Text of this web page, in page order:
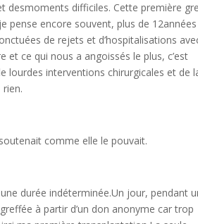
desmoments difficiles. Cette première
pense encore souvent, plus de 12années
de rejets et d’hospitalisations
ce qui nous a angoissés le plus, c’est
lourdes interventions chirurgicales et de
comme elle le pouvait.
durée indéterminée.Un jour, pendant
à partir d’un don anonyme car trop